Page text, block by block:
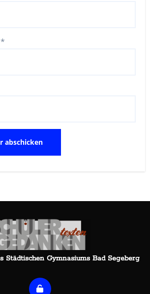
*
Städtischen Gymnasiums Bad Segeberg